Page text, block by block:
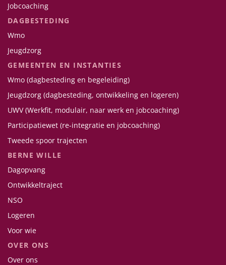
Jobcoaching
DAGBESTEDING
Wmo
Jeugdzorg
GEMEENTEN EN INSTANTIES
Wmo (dagbesteding en begeleiding)
Jeugdzorg (dagbesteding, ontwikkeling en logeren)
UWV (Werkfit, modulair, naar werk en jobcoaching)
Participatiewet (re-integratie en jobcoaching)
Tweede spoor trajecten
BERNE WILLE
Dagopvang
Ontwikkeltraject
NSO
Logeren
Voor wie
OVER ONS
Over ons